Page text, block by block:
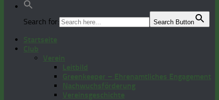
Search for: Search Button
Startseite
Club
Verein
Leitbild
Greenkeeper – Ehrenamtliches Engagement
Nachwuchsförderung
Vereinsgeschichte